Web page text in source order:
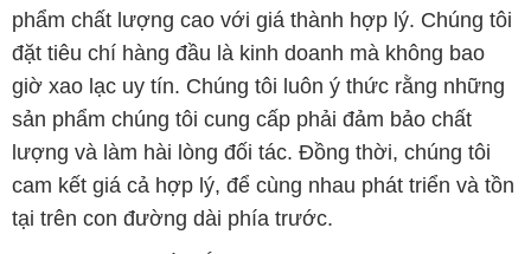
phẩm chất lượng cao với giá thành hợp lý. Chúng tôi
đặt tiêu chí hàng đầu là kinh doanh mà không bao
giờ xao lạc uy tín. Chúng tôi luôn ý thức rằng những
sản phẩm chúng tôi cung cấp phải đảm bảo chất
lượng và làm hài lòng đối tác. Đồng thời, chúng tôi
cam kết giá cả hợp lý, để cùng nhau phát triển và tồn
tại trên con đường dài phía trước.